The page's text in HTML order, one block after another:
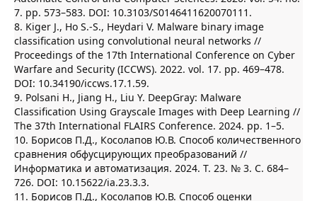
7. pp. 573–583. DOI: 10.3103/S0146411620070111.
8. Kiger J., Ho S.-S., Heydari V. Malware binary image
classification using convolutional neural networks //
Proceedings of the 17th International Conference on Cyber
Warfare and Security (ICCWS). 2022. vol. 17. pp. 469–478.
DOI: 10.34190/iccws.17.1.59.
9. Polsani H., Jiang H., Liu Y. DeepGray: Malware
Classification Using Grayscale Images with Deep Learning //
The 37th International FLAIRS Conference. 2024. pp. 1–5.
10. Борисов П.Д., Косолапов Ю.В. Способ количественного
сравнения обфусцирующих преобразований //
Информатика и автоматизация. 2024. Т. 23. № 3. С. 684–
726. DOI: 10.15622/ia.23.3.3.
11. Борисов П.Д., Косолапов Ю.В. Способ оценки